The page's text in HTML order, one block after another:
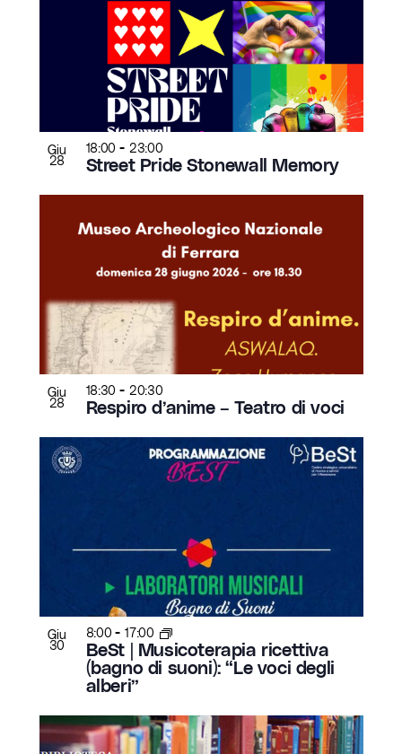
Giu
28 Street Pride Stonewall Memory
18:00 - 23:00
Giu
28 Respiro d’anime – Teatro di voci
18:30 - 20:30
Giu
30
BeSt | Musicoterapia ricettiva
(bagno di suoni): “Le voci degli
alberi”
8:00-17:00